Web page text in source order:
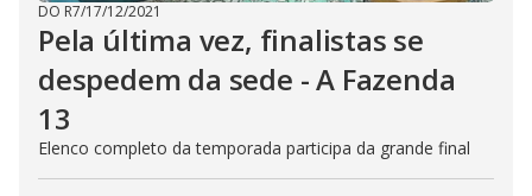
DO R7/17/12/2021
Pela última vez, finalistas se
despedem da sede - A Fazenda
13
Elenco completo da temporada participa da grande final